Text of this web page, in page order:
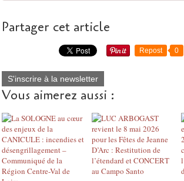
Partager cet article
Repost 0
S'inscrire à la newsletter
Vous aimerez aussi :